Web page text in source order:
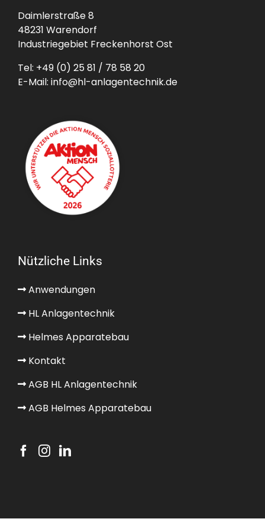
Daimlerstraße 8
48231 Warendorf
Industriegebiet Freckenhorst Ost
Tel: +49 (0) 25 81 / 78 58 20
E-Mail: info@hl-anlagentechnik.de
Nützliche Links
Anwendungen
HL Anlagentechnik
Helmes Apparatebau
Kontakt
AGB HL Anlagentechnik
AGB Helmes Apparatebau